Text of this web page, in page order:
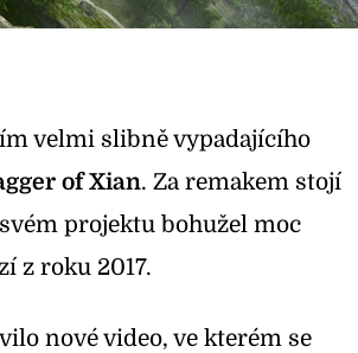
velmi slibně vypadajícího
of Xian. Za remakem stojí
projektu bohužel moc
z roku 2017.
nové video, ve kterém se